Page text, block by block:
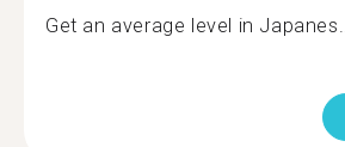
Get an average level in Japanes...